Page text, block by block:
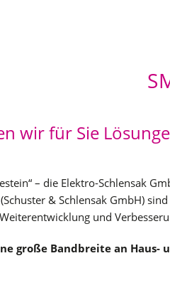
wir für Sie
– die Elektro-Schlensak
& Schlensak GmbH)
und
große Bandbreite an Haus-